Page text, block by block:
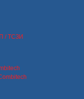
/ ТСЗИ